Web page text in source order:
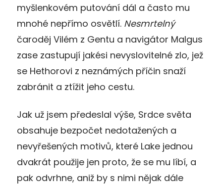
myšlenkovém putování dál a často mu
mnohé nepřímo osvětlí. Nesmrtelný
čaroděj Vilém z Gentu a navigátor Malgus
zase zastupují jakési nevyslovitelné zlo, jež
se Hethorovi z neznámých příčin snaží
zabránit a ztížit jeho cestu.
Jak už jsem předeslal výše, Srdce světa
obsahuje bezpočet nedotažených a
nevyřešených motivů, které Lake jednou
dvakrát použije jen proto, že se mu líbí, a
pak odvrhne, aniž by s nimi nějak dále